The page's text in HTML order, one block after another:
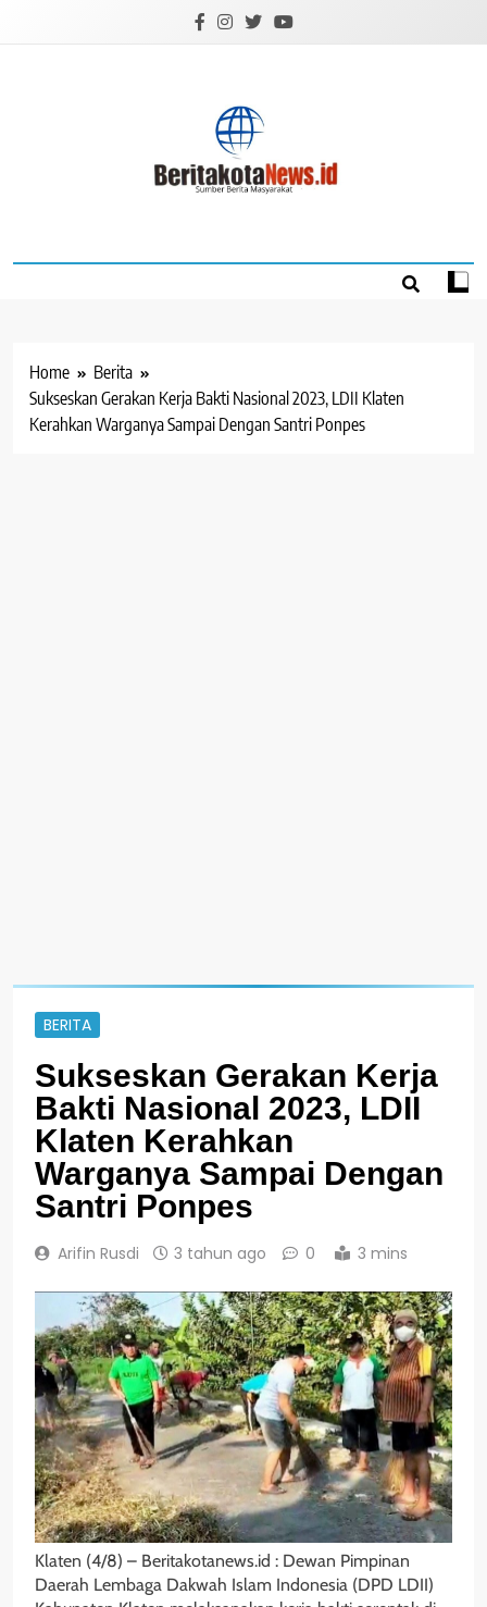
Home
Berita
Sukseskan Gerakan Kerja Bakti Nasional 2023, LDII Klaten
Kerahkan Warganya Sampai Dengan Santri Ponpes
BERITA
Sukseskan Gerakan Kerja
Bakti Nasional 2023, LDII
Klaten Kerahkan
Warganya Sampai Dengan
Santri Ponpes
Arifin Rusdi 3 tahun ago 0 3 mins
Klaten (4/8) – Beritakotanews.id : Dewan Pimpinan
Daerah Lembaga Dakwah Islam Indonesia (DPD LDII)